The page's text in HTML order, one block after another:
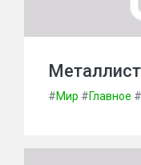
#Мир #Главное #